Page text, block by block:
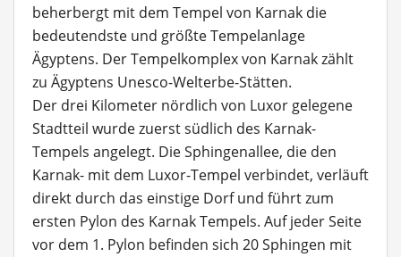
beherbergt mit dem Tempel von Karnak die
bedeutendste und größte Tempelanlage
Ägyptens. Der Tempelkomplex von Karnak zählt
zu Ägyptens Unesco-Welterbe-Stätten.
Der drei Kilometer nördlich von Luxor gelegene
Stadtteil wurde zuerst südlich des Karnak-
Tempels angelegt. Die Sphingenallee, die den
Karnak- mit dem Luxor-Tempel verbindet, verläuft
direkt durch das einstige Dorf und führt zum
ersten Pylon des Karnak Tempels. Auf jeder Seite
vor dem 1. Pylon befinden sich 20 Sphingen mit